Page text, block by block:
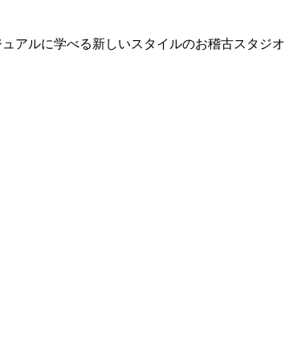
アルに学べる新しいスタイルのお稽古スタジオ